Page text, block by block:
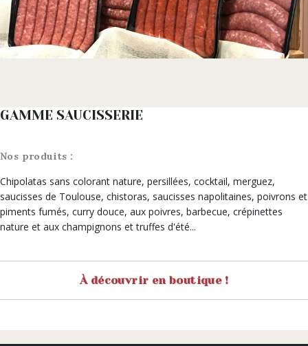
GAMME SAUCISSERIE
Nos produits :
Chipolatas sans colorant nature, persillées, cocktail, merguez,
saucisses de Toulouse, chistoras, saucisses napolitaines, poivrons et
piments fumés, curry douce, aux poivres, barbecue, crépinettes
nature et aux champignons et truffes d'été...
À découvrir en boutique !